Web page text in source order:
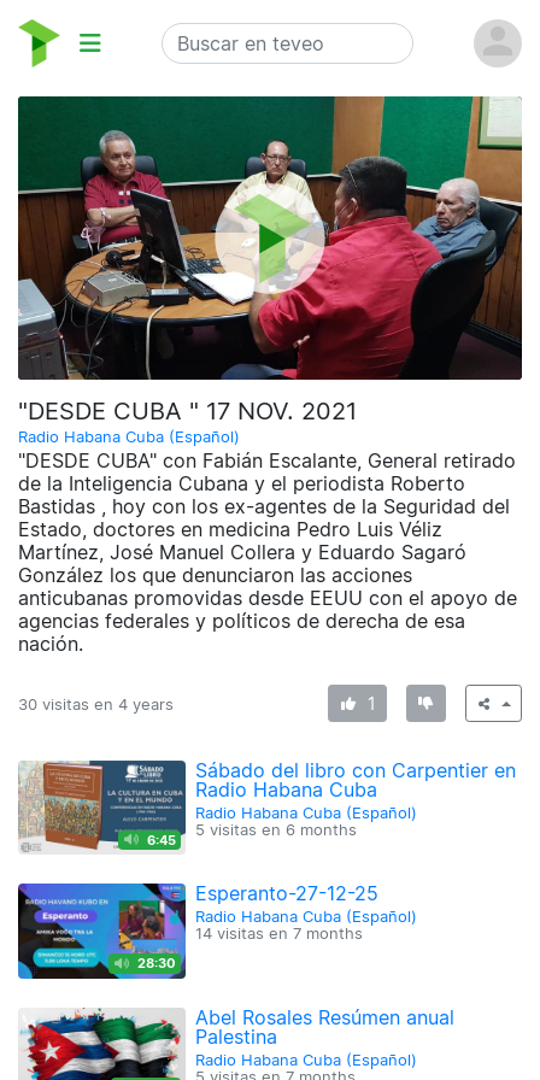
"DESDE CUBA " 17 NOV. 2021
Radio Habana Cuba (Español)
"DESDE CUBA" con Fabián Escalante, General retirado
de la Inteligencia Cubana y el periodista Roberto
Bastidas , hoy con los ex-agentes de la Seguridad del
Estado, doctores en medicina Pedro Luis Véliz
Martínez, José Manuel Collera y Eduardo Sagaró
González los que denunciaron las acciones
anticubanas promovidas desde EEUU con el apoyo de
agencias federales y políticos de derecha de esa
nación.
30 visitas en 4 years 1
6:45
Sábado del libro con Carpentier en
Radio Habana Cuba
Radio Habana Cuba (Español)
5 visitas en 6 months
28:30
Esperanto-27-12-25
Radio Habana Cuba (Español)
14 visitas en7 months
Abel Rosales Resúmen anual
Palestina
Radio Habana Cuba (Español)